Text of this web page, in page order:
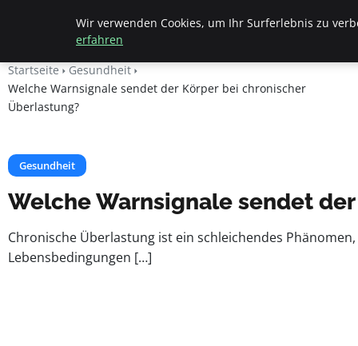
Fritz Elsas
Startseite
Gesundheit
Welche Warnsignale sendet der Körper bei chronischer
Überlastung?
Gesundheit
Welche Warnsignale sendet
Chronische Überlastung ist ein schleichendes
Lebensbedingungen […]
Wir verwenden Cookies, um Ihr Surferlebnis zu
erfahren